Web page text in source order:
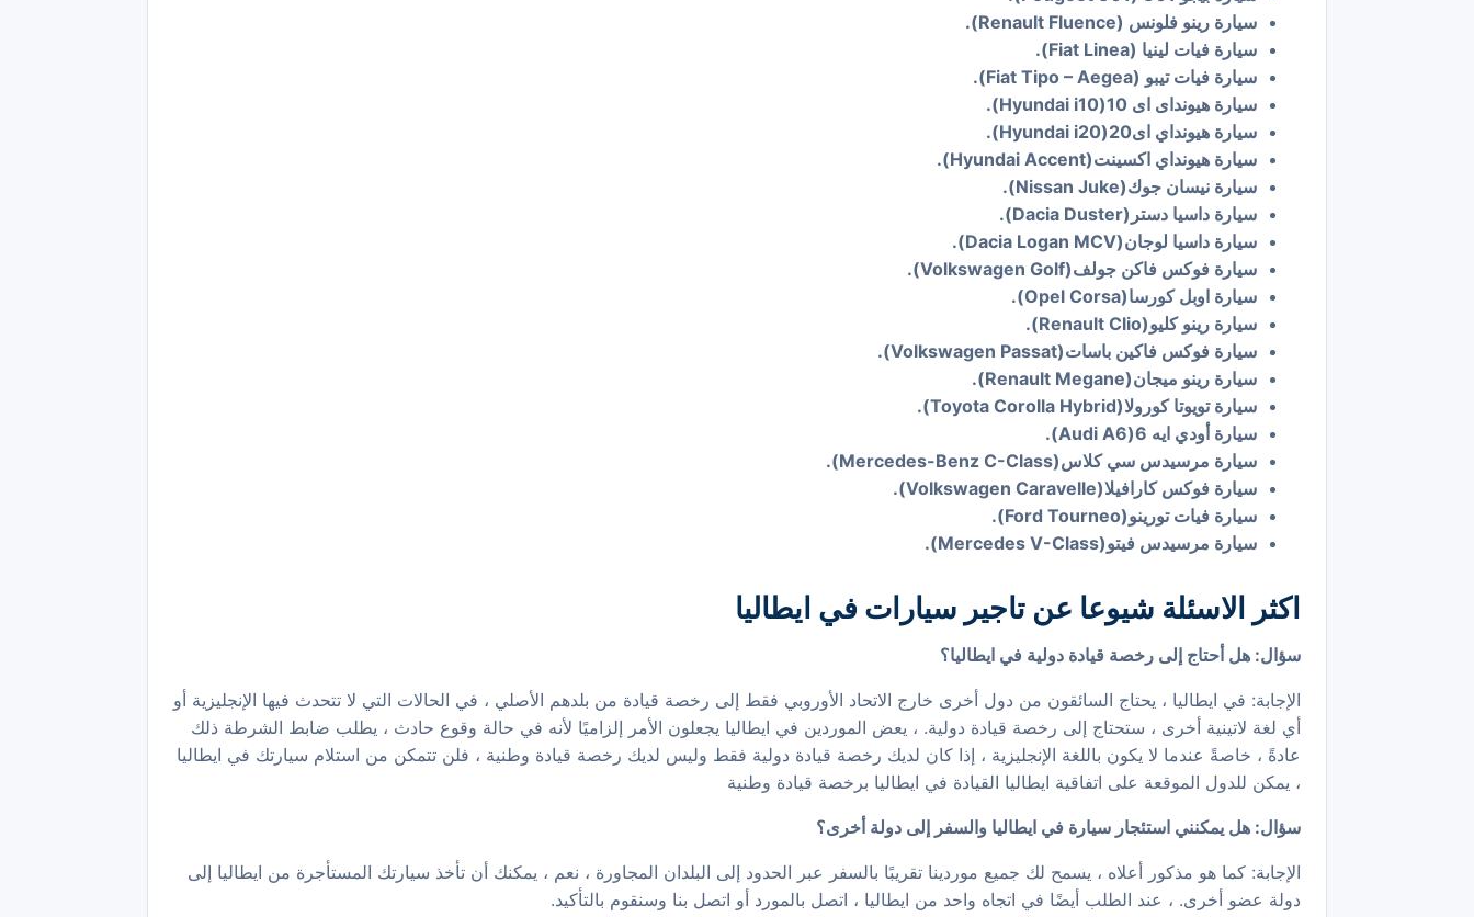
سيارة رينو فلونس (Renault Fluence).
سيارة فيات لينيا (Fiat Linea).
سيارة فيات تيبو (Fiat Tipo – Aegea).
سيارة هيونداى اى 10(Hyundai i10).
سيارة هيونداي اى20(Hyundai i20).
سيارة هيونداي اكسينت(Hyundai Accent).
سيارة نيسان جوك(Nissan Juke).
سيارة داسيا دستر(Dacia Duster).
سيارة داسيا لوجان(Dacia Logan MCV).
سيارة فوكس فاكن جولف(Volkswagen Golf).
سيارة اوبل كورسا(Opel Corsa).
سيارة رينو كليو(Renault Clio).
سيارة فوكس فاكين باسات(Volkswagen Passat).
سيارة رينو ميجان(Renault Megane).
سيارة تويوتا كورولا(Toyota Corolla Hybrid).
سيارة أودي ايه 6(Audi A6).
سيارة مرسيدس سي كلاس(Mercedes-Benz C-Class).
سيارة فوكس كارافيلا(Volkswagen Caravelle).
سيارة فيات تورينو(Ford Tourneo).
سيارة مرسيدس فيتو(Mercedes V-Class).
اكثر الاسئلة شيوعا عن تاجير سيارات في ايطاليا
سؤال: هل أحتاج إلى رخصة قيادة دولية في ايطاليا؟
الإجابة: في ايطاليا ، يحتاج السائقون من دول أخرى خارج الاتحاد الأوروبي فقط إلى رخصة قيادة من بلدهم الأصلي ، في الحالات التي لا تتحدث فيها الإنجليزية أو
أي لغة لاتينية أخرى ، ستحتاج إلى رخصة قيادة دولية. ، يعض الموردين في ايطاليا يجعلون الأمر إلزاميًا لأنه في حالة وقوع حادث ، يطلب ضابط الشرطة ذلك
عادةً ، خاصةً عندما لا يكون باللغة الإنجليزية ، إذا كان لديك رخصة قيادة دولية فقط وليس لديك رخصة قيادة وطنية ، فلن تتمكن من استلام سيارتك في ايطاليا
، يمكن للدول الموقعة على اتفاقية ايطاليا القيادة في ايطاليا برخصة قيادة وطنية
سؤال: هل يمكنني استئجار سيارة في ايطاليا والسفر إلى دولة أخرى؟
الإجابة: كما هو مذكور أعلاه ، يسمح لك جميع موردينا تقريبًا بالسفر عبر الحدود إلى البلدان المجاورة ، نعم ، يمكنك أن تأخذ سيارتك المستأجرة من ايطاليا إلى
دولة عضو أخرى. ، عند الطلب أيضًا في اتجاه واحد من ايطاليا ، اتصل بالمورد أو اتصل بنا وسنقوم بالتأكيد.